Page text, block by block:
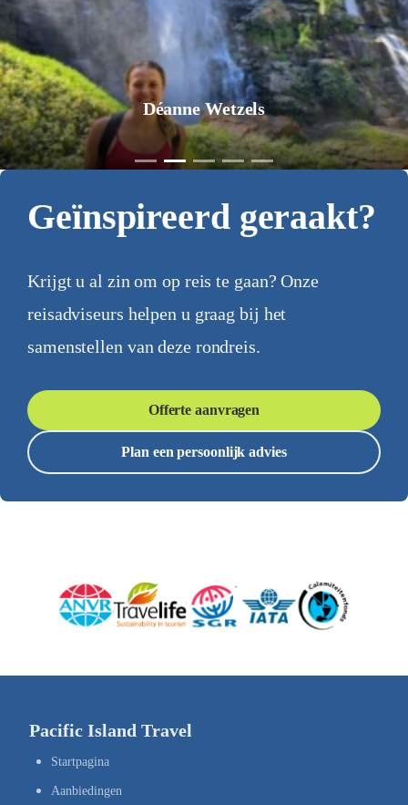
Jurgen Pol
Geïnspireerd geraakt?
Krijgt u al zin om op reis te gaan? Onze
reisadviseurs helpen u graag bij het
samenstellen van deze rondreis.
Offerte aanvragen
Plan een persoonlijk advies
Pacific Island Travel
Startpagina
Aanbiedingen